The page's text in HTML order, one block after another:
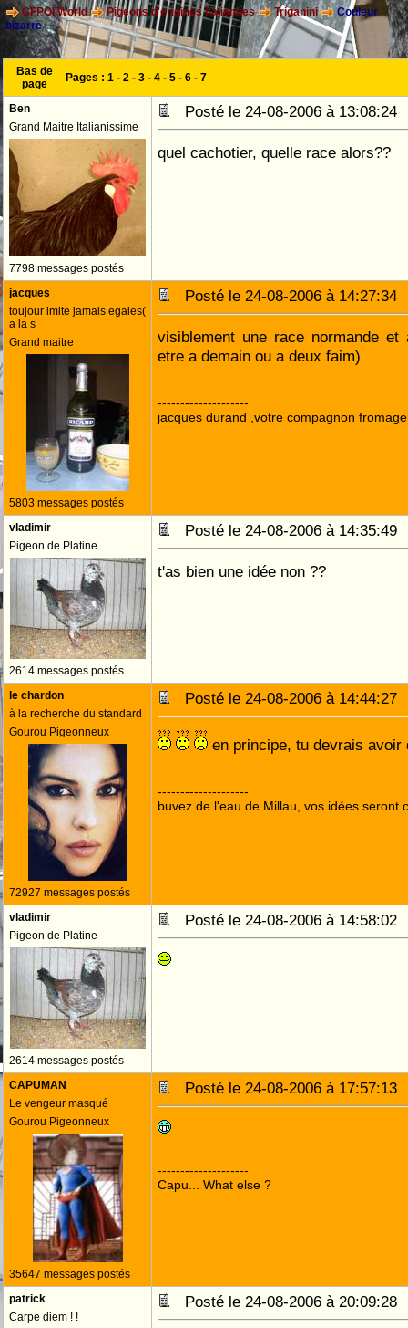
CFPOI World Pigeons d'origines Italiennes Triganini
Couleur
bizarre
Bas de
page
Pages : 1 - 2 - 3 - 4 - 5 - 6 - 7
Ben
Grand Maitre Italianissime
7798 messages postés
Posté le 24-08-2006 à
quel cachotier, quelle race alors??
jacques
toujour imite jamais egales(
a la s
Grand maitre
5803 messages postés
Posté le 24-08-2006 à
visiblement une race normande
etre a demain ou a deux faim)
--------------------
jacques durand ,votre compagnon
vladimir
Pigeon de Platine
2614 messages postés
Posté le 24-08-2006 à
t'as bien une idée non ??
le chardon
à la recherche du standard
Gourou Pigeonneux
72927 messages postés
Posté le 24-08-2006 à
en principe, tu devrais
--------------------
buvez de l'eau de Millau, vos idées seront
vladimir
Pigeon de Platine
2614 messages postés
Posté le 24-08-2006 à
CAPUMAN
Le vengeur masqué
Gourou Pigeonneux
35647 messages postés
Posté le 24-08-2006 à
--------------------
Capu... What else ?
patrick
Carpe diem ! !
Posté le 24-08-2006 à